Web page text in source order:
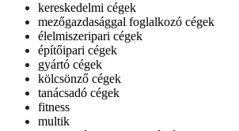
kereskedelmi cégek
mezőgazdasággal foglalkozó cégek
élelmiszeripari cégek
építőipari cégek
gyártó cégek
kölcsönző cégek
tanácsadó cégek
fitness
multik